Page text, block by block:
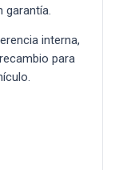
garantía.
interna,
para